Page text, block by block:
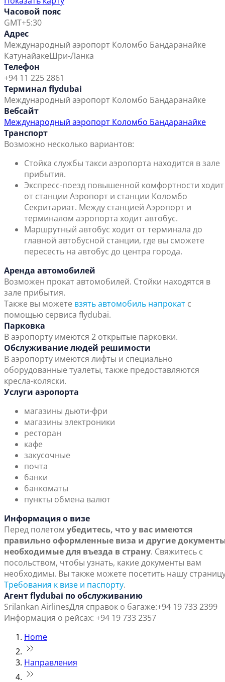
Часовой пояс
GMT+5:30
Адрес
Международный аэропорт Коломбо Бандаранайке
КатунайакеШри-Ланка
Телефон
+94 11 225 2861
Терминал flydubai
Международный аэропорт Коломбо Бандаранайке
Вебсайт
Международный аэропорт Коломбо Бандаранайке
Транспорт
Возможно несколько вариантов:
Стойка службы такси аэропорта находится в зале
прибытия.
Экспресс-поезд повышенной комфортности ходит
от станции Аэропорт и станции Коломбо
Секритариат. Между станцией Аэропорт и
терминалом аэропорта ходит автобус.
Маршрутный автобус ходит от терминала до
главной автобусной станции, где вы сможете
пересесть на автобус до центра города.
Аренда автомобилей
Возможен прокат автомобилей. Стойки находятся в
зале прибытия.
Также вы можете взять автомобиль напрокат с
помощью сервиса flydubai.
Парковка
В аэропорту имеются 2 открытые парковки.
Обслуживание людей решимости
В аэропорту имеются лифты и специально
оборудованные туалеты, также предоставляются
кресла-коляски.
Услуги аэропорта
магазины дьюти-фри
магазины электроники
ресторан
кафе
закусочные
почта
банки
банкоматы
пункты обмена валют
Информация о визе
Перед полетом убедитесь, что у вас имеются
правильно оформленные виза и другие
необходимые для въезда в страну. Свяжитесь с
посольством, чтобы узнать, какие документы вам
необходимы. Вы также можете посетить нашу
Требования к визе и паспорту.
Агент flydubai по обслуживанию
Srilankan AirlinesДля справок о багаже:+94 19 733 2399
Информация о рейсах: +94 19 733 2357
Home
Направления